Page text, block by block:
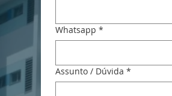
Whatsapp *
Assunto / Dúvida *